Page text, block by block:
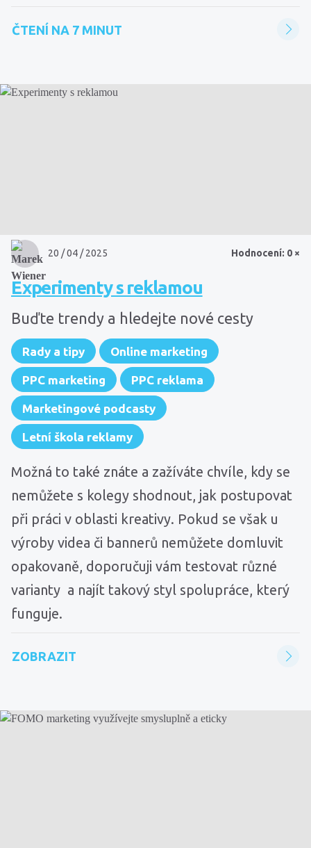
ČTENÍ NA 7 MINUT
Hodnocení: 0 ×
20 / 04 / 2025
Experimenty s reklamou
Buďte trendy a hledejte nové cesty
Rady a tipy Online marketing
PPC marketing PPC reklama
Marketingové podcasty
Letní škola reklamy
Možná to také znáte a zažíváte chvíle, kdy se
nemůžete s kolegy shodnout, jak postupovat
při práci v oblasti kreativy. Pokud se však u
výroby videa či bannerů nemůžete domluvit
opakovaně, doporučuji vám testovat různé
varianty a najít takový styl spolupráce, který
funguje.
ZOBRAZIT